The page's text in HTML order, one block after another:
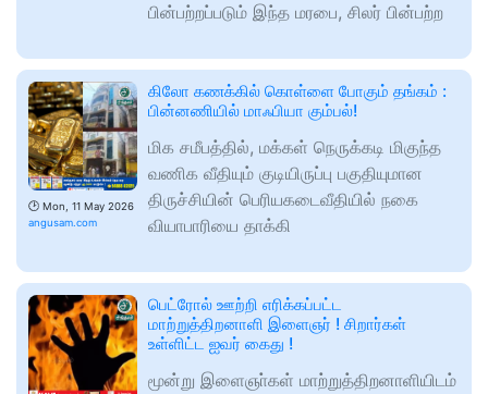
பின்பற்றப்படும் இந்த மரபை, சிலர் பின்பற்ற
🕑 Mon, 11 May 2026
angusam.com
கிலோ கணக்கில் கொள்ளை போகும் தங்கம் :
பின்னணியில் மாஃபியா கும்பல்!
மிக சமீபத்தில், மக்கள் நெருக்கடி மிகுந்த
வணிக வீதியும் குடியிருப்பு பகுதியுமான
திருச்சியின் பெரியகடைவீதியில் நகை
வியாபாரியை தாக்கி
பெட்ரோல் ஊற்றி எரிக்கப்பட்ட
மாற்றுத்திறனாளி இளைஞர் ! சிறார்கள்
உள்ளிட்ட ஐவர் கைது !
மூன்று இளைஞா்கள் மாற்றுத்திறனாளியிடம்